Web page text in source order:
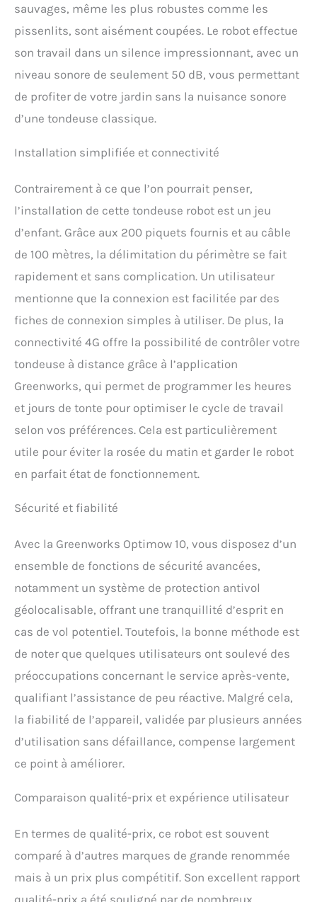
de charge, puis connectez-
vous à l’app mobile pour
contrôler le moment où le
gazon est coupé - pas
besoin de wifi ULTRA
SILENCIEUSE ET FACILE À
NETTOYER – Grâce à ses 60
conversation amicale),
tondeuse de jardin. Étant
enlevez simplement le
un tuyau d'arrosage 3 ANS
DE GARANTIE – Par
mondial dans le domaine
des outils sans fil et de la
technologie des batteries,
avec une réputation
mondiale de conception
intelligente, de haute
performance et de service
client exceptionnel
sauvages, même les plus robustes comme les
pissenlits, sont aisément coupées. Le robot effectue
son travail dans un silence impressionnant, avec un
niveau sonore de seulement 50 dB, vous permettant
de profiter de votre jardin sans la nuisance sonore
d’une tondeuse classique.
Installation simplifiée et connectivité
Contrairement à ce que l’on pourrait penser,
l’installation de cette tondeuse robot est un jeu
d’enfant. Grâce aux 200 piquets fournis et au câble
de 100 mètres, la délimitation du périmètre se fait
rapidement et sans complication. Un utilisateur
mentionne que la connexion est facilitée par des
fiches de connexion simples à utiliser. De plus, la
connectivité 4G offre la possibilité de contrôler votre
tondeuse à distance grâce à l’application
Greenworks, qui permet de programmer les heures
et jours de tonte pour optimiser le cycle de travail
selon vos préférences. Cela est particulièrement
utile pour éviter la rosée du matin et garder le robot
en parfait état de fonctionnement.
Sécurité et fiabilité
Avec la Greenworks Optimow 10, vous disposez d’un
ensemble de fonctions de sécurité avancées,
notamment un système de protection antivol
géolocalisable, offrant une tranquillité d’esprit en
cas de vol potentiel. Toutefois, la bonne méthode est
de noter que quelques utilisateurs ont soulevé des
préoccupations concernant le service après-vente,
qualifiant l’assistance de peu réactive. Malgré cela,
la fiabilité de l’appareil, validée par plusieurs années
d’utilisation sans défaillance, compense largement
ce point à améliorer.
Comparaison qualité-prix et expérience utilisateur
En termes de qualité-prix, ce robot est souvent
comparé à d’autres marques de grande renommée
mais à un prix plus compétitif. Son excellent rapport
qualité-prix a été souligné par de nombreux